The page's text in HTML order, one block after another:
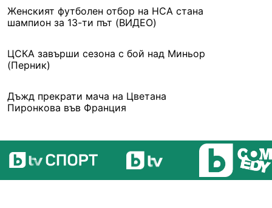
Женският футболен отбор на НСА стана
шампион за 13-ти път (ВИДЕО)
ЦСКА завърши сезона с бой над Миньор
(Перник)
Дъжд прекрати мача на Цветана
Пиронкова във Франция